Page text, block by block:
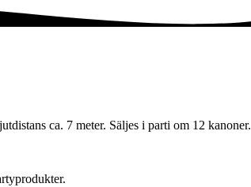
ca. 7 meter. Säljes i parti om 12 kanoner.